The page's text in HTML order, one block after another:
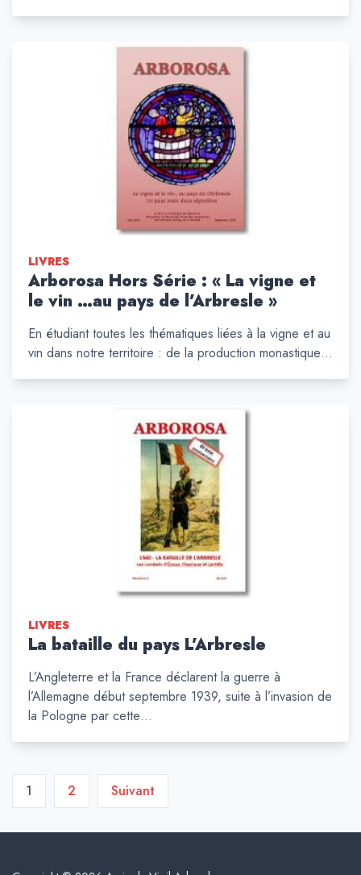
LIVRES
Arborosa Hors Série : « La vigne et
le vin …au pays de l’Arbresle »
En étudiant toutes les thématiques liées à la vigne et au
vin dans notre territoire : de la production monastique…
LIVRES
La bataille du pays L’Arbresle
L’Angleterre et la France déclarent la guerre à
l’Allemagne début septembre 1939, suite à l’invasion de
la Pologne par cette…
Pagination
des
1 2 Suivant